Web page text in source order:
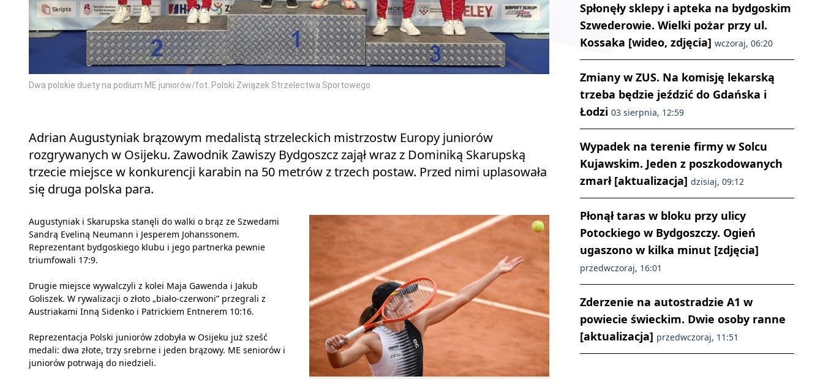
Dwa polskie duety na podium ME juniorów/fot. Polski Związek Strzelectwa Sportowego
Adrian Augustyniak brązowym medalistą strzeleckich mistrzostw Europy juniorów
rozgrywanych w Osijeku. Zawodnik Zawiszy Bydgoszcz zajął wraz z Dominiką Skarupską
trzecie miejsce w konkurencji karabin na 50 metrów z trzech postaw. Przed nimi uplasowała
się druga polska para.
Augustyniak i Skarupska stanęli do walki o brąz ze Szwedami
Sandrą Eveliną Neumann i Jesperem Johanssonem.
Reprezentant bydgoskiego klubu i jego partnerka pewnie
triumfowali 17:9.
Drugie miejsce wywalczyli z kolei Maja Gawenda i Jakub
Goliszek. W rywalizacji o złoto „biało-czerwoni” przegrali z
Austriakami Inną Sidenko i Patrickiem Entnerem 10:16.
Reprezentacja Polski juniorów zdobyła w Osijeku już sześć
medali: dwa złote, trzy srebrne i jeden brązowy. ME seniorów i
juniorów potrwają do niedzieli.
Spłonęły sklepy i apteka na bydgoskim
Szwederowie. Wielki pożar przy ul.
Kossaka [wideo, zdjęcia] wczoraj, 06:20
Zmiany w ZUS. Na komisję lekarską
trzeba będzie jeździć do Gdańska i
Łodzi 03 sierpnia, 12:59
Wypadek na terenie firmy w Solcu
Kujawskim. Jeden z poszkodowanych
zmarł [aktualizacja] dzisiaj, 09:12
Płonął taras w bloku przy ulicy
Potockiego w Bydgoszczy. Ogień
ugaszono w kilka minut [zdjęcia]
przedwczoraj, 16:01
Zderzenie na autostradzie A1 w
powiecie świeckim. Dwie osoby ranne
[aktualizacja] przedwczoraj, 11:51